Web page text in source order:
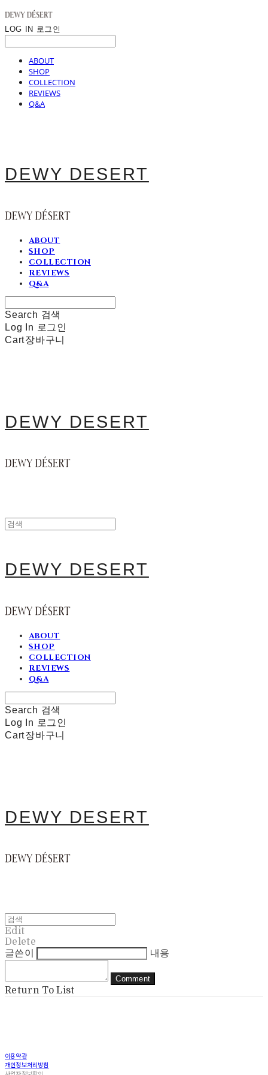
LOG IN 로그인
ABOUT
SHOP
COLLECTION
REVIEWS
Q&A
DEWY DESERT
ABOUT
SHOP
COLLECTION
REVIEWS
Q&A
Search 검색
Log In 로그인
Cart장바구니
DEWY DESERT
DEWY DESERT
ABOUT
SHOP
COLLECTION
REVIEWS
Q&A
Search 검색
Log In 로그인
Cart장바구니
DEWY DESERT
Edit
Delete
글쓴이
내용
Comment
Return To List
이용약관
개인정보처리방침